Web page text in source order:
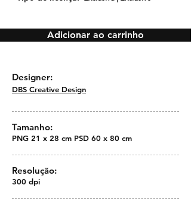
Adicionar ao carrinho
Designer:
DBS Creative Design
Tamanho:
PNG 21 x 28 cm PSD 60 x 80 cm
Resolução:
300 dpi